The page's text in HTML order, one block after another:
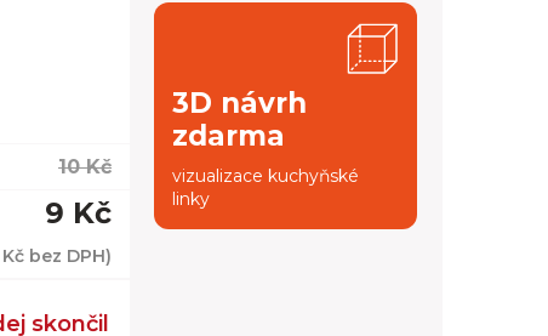
10 Kč
9 Kč
bez DPH)
skončil
3D návrh
zdarma
vizualizace kuchyňské
linky